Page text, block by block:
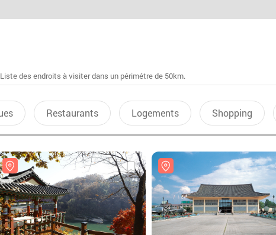
des endroits à visiter dans un périmétre de 50km.
Restaurants Logements Shopping